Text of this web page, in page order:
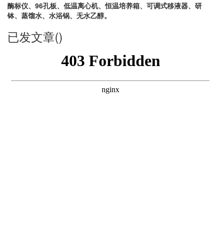
酶标仪、96孔板、低温离心机、恒温培养箱、可调式移液器、研
钵、蒸馏水、水浴锅、无水乙醇。
已发文章()